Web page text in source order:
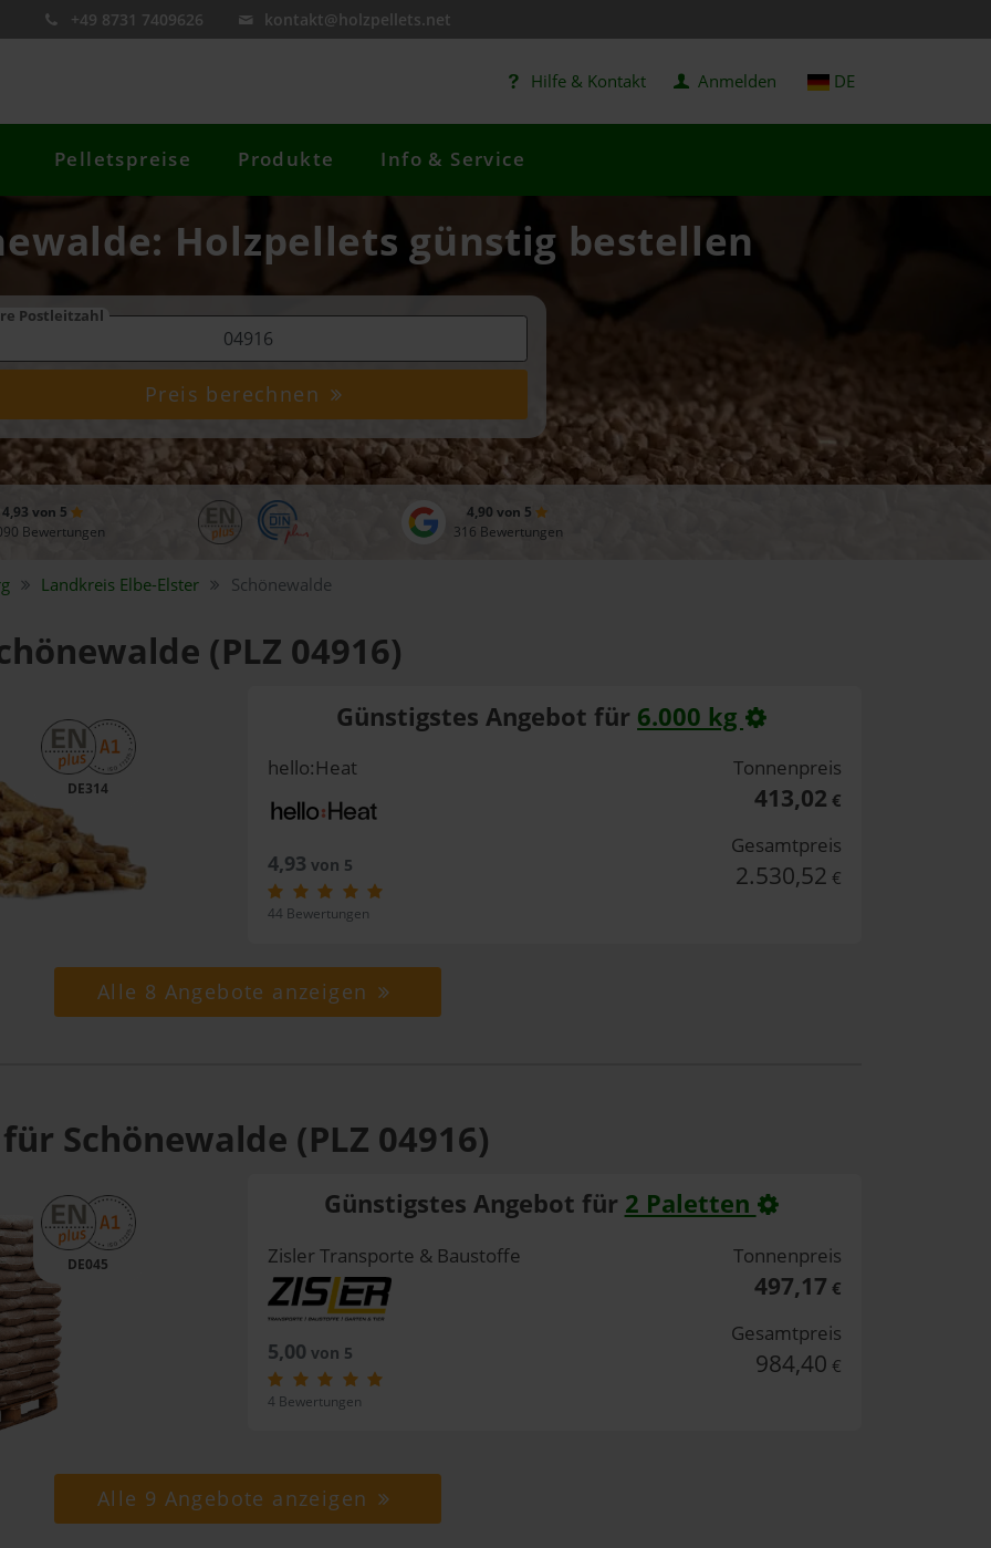
+49 8731 7409626 kontakt@holzpellets.net
Hilfe & Kontakt Anmelden DE
Pelletspreise Produkte Info & Service
Holzpellets günstig bestellen
Postleitzahl
Preis berechnen
4,93 von 5
Bewertungen
4,90 von 5
316 Bewertungen
Landkreis Elbe-Elster Schönewalde
(PLZ 04916)
DE314
Günstigstes Angebot für 6.000 kg
hello:Heat
4,93 von 5
44 Bewertungen
Tonnenpreis
413,02 €
Gesamtpreis
2.530,52 €
Alle 8 Angebote anzeigen
Schönewalde (PLZ 04916)
DE045
Günstigstes Angebot für 2 Paletten
Zisler Transporte & Baustoffe
5,00 von 5
4 Bewertungen
Tonnenpreis
497,17 €
Gesamtpreis
984,40 €
Alle 9 Angebote anzeigen